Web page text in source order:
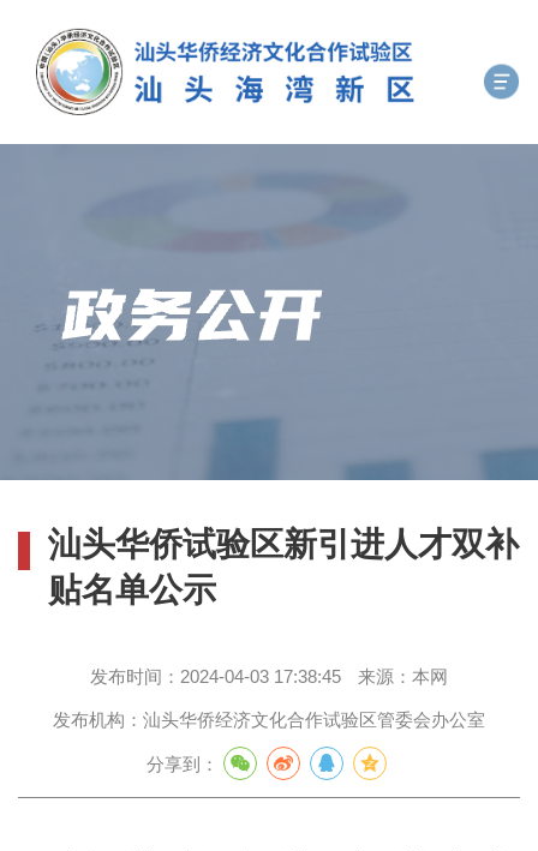
汕头华侨试验区新引进人才双补
贴名单公示
发布时间： 2024-04-03 17:38:45 来源： 本网
发布机构： 汕头华侨经济文化合作试验区管委会办公室
分享到：